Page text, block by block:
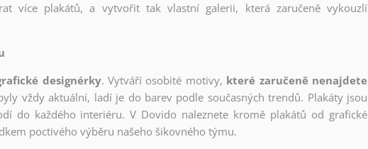
více plakátů, a vytvořit tak vlastní galerii, která zaručeně vykouzlí
designérky. Vytváří osobité motivy, které zaručeně nenajdete
vždy aktuální, ladí je do barev podle současných trendů. Plakáty jsou
do každého interiéru. V Dovido naleznete kromě plakátů od grafické
poctivého výběru našeho šikovného týmu.